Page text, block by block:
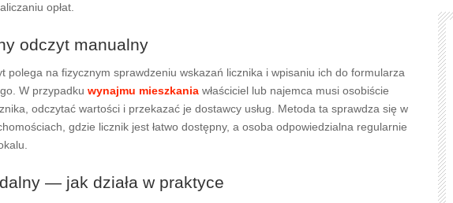
opłat.
odczyt manualny
polega na fizycznym sprawdzeniu wskazań licznika i wpisaniu ich do formularza
W przypadku wynajmu mieszkania właściciel lub najemca musi osobiście
odczytać wartości i przekazać je dostawcy usług. Metoda ta sprawdza się w
gdzie licznik jest łatwo dostępny, a osoba odpowiedzialna regularnie
— jak działa w praktyce